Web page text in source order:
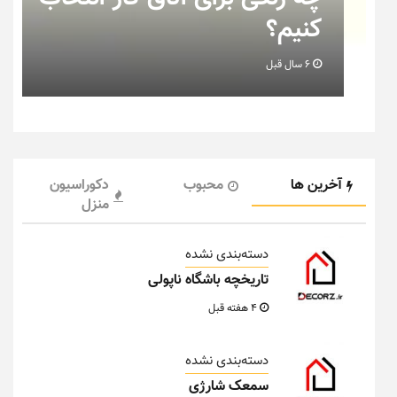
خانه عروس بدانیم + تصویر
آخرین ها محبوب
دکوراسیون
منزل
دسته‌بندی نشده
تاریخچه باشگاه ناپولی
دسته‌بندی نشده
سمعک شارژی